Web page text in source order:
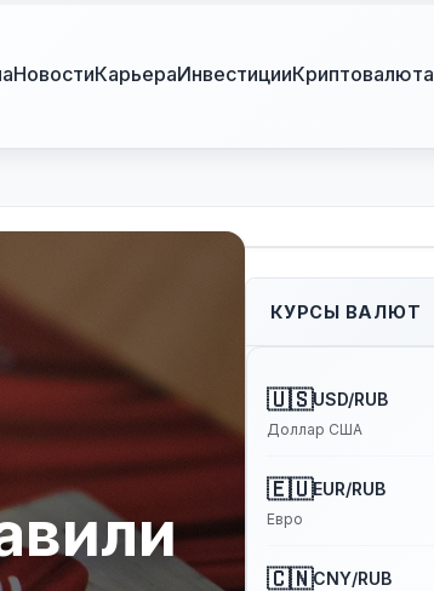
НовостиКарьераИнвестицииКриптовалюта
КУРСЫ ВАЛЮТ
🇺🇸USD/RUB
Доллар США
🇪🇺EUR/RUB
Евро
🇨🇳CNY/RUB